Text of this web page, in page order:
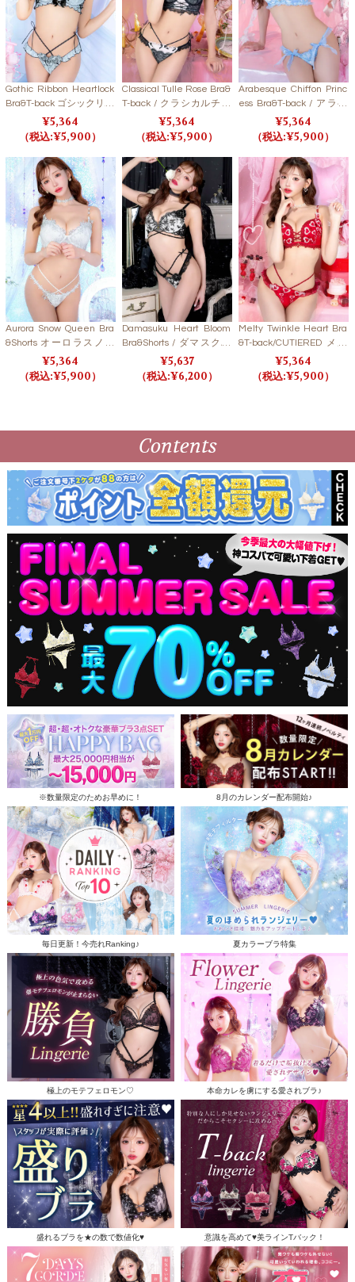
Gothic Ribbon Heartlock
Bra&T-back ゴシックリボ
ンハートロックブラ＆T
バック【LB5500】
5,364
5,900
Classical Tulle Rose Bra&
T-back / クラシカルチュ
ールローズブラ＆Tバッ
ク【LB5500】
5,364
5,900
Arabesque Chiffon Princ
ess Bra&T-back / アラベ
スクシフォンプリンセス
ブラ＆Tバック【LB550
5,364
5,900
Aurora Snow Queen Bra
&Shorts オーロラスノー
クイーンブラ＆ショーツ
【LB5500】
5,364
5,900
Damasuku Heart Bloom
Bra&Shorts / ダマスクハ
ートブルームブラ＆ショ
ーツ 【LB5500】
5,637
6,200
Melty Twinkle Heart Bra
&T-back/CUTIERED メル
ティトゥインクルハート
ブラ＆Tバック/キューテ
5,364
5,900
Contents
※数量限定のためお早めに！ 8月のカレンダー配布開始♪
毎日更新！今売れRanking♪ 夏カラーブラ特集
極上のモテフェロモン♡ 本命カレを虜にする愛されブラ♪
盛れるブラを★の数で数値化♥ 意識を高めて♥美ラインTバック！